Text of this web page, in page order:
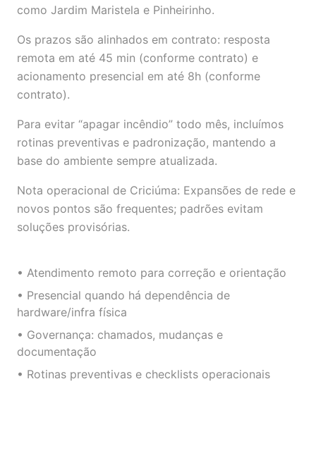
como Jardim Maristela e Pinheirinho.
Os prazos são alinhados em contrato: resposta
remota em até 45 min (conforme contrato) e
acionamento presencial em até 8h (conforme
contrato).
Para evitar “apagar incêndio” todo mês, incluímos
rotinas preventivas e padronização, mantendo a
base do ambiente sempre atualizada.
Nota operacional de Criciúma: Expansões de rede e
novos pontos são frequentes; padrões evitam
soluções provisórias.
• Atendimento remoto para correção e orientação
• Presencial quando há dependência de
hardware/infra física
• Governança: chamados, mudanças e
documentação
• Rotinas preventivas e checklists operacionais